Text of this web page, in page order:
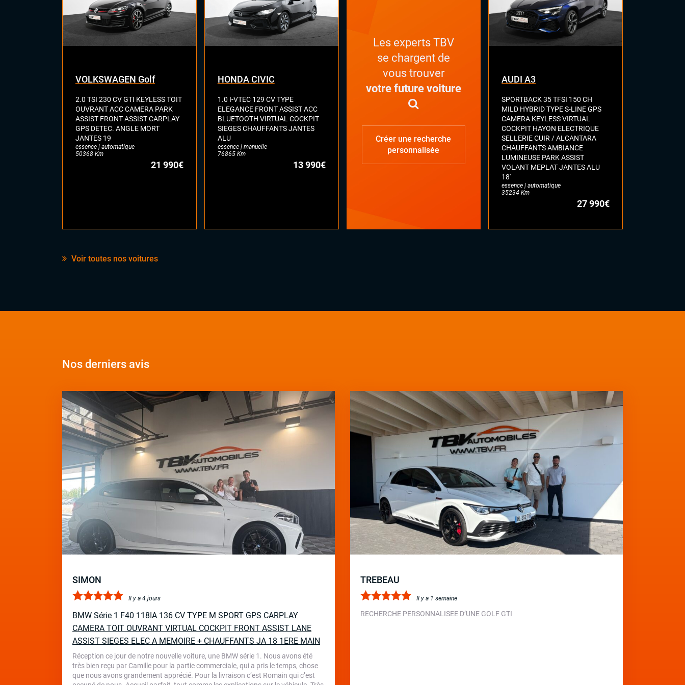
VOLKSWAGEN Golf
2.0 TSI 230 CV GTI KEYLESS TOIT
OUVRANT ACC CAMERA PARK
ASSIST FRONT ASSIST CARPLAY
GPS DETEC. ANGLE MORT
JANTES 19
essence | automatique
50368 Km
21 990€
HONDA CIVIC
1.0 I-VTEC 129 CV TYPE
ELEGANCE FRONT ASSIST ACC
BLUETOOTH VIRTUAL COCKPIT
SIEGES CHAUFFANTS JANTES
ALU
essence | manuelle
76865 Km
13 990€
Les experts TBV
se chargent de
vous trouver
votre future voiture
Créer une recherche
personnalisée
AUDI A3
SPORTBACK 35 TFSI 150 CH
MILD HYBRID TYPE S-LINE GPS
CAMERA KEYLESS VIRTUAL
COCKPIT HAYON ELECTRIQUE
SELLERIE CUIR / ALCANTARA
CHAUFFANTS AMBIANCE
LUMINEUSE PARK ASSIST
VOLANT MEPLAT JANTES ALU
18'
essence | automatique
35234 Km
27 990€
Voir toutes nos voitures
Nos derniers avis
SIMON
Il y a 4 jours
BMW Série 1 F40 118IA 136 CV TYPE M SPORT GPS CARPLAY
CAMERA TOIT OUVRANT VIRTUAL COCKPIT FRONT ASSIST LANE
ASSIST SIEGES ELEC A MEMOIRE + CHAUFFANTS JA 18 1ERE MAIN
Réception ce jour de notre nouvelle voiture, une BMW série 1. Nous avons été
très bien reçu par Camille pour la partie commerciale, qui a pris le temps, chose
que nous avons grandement apprécié. Pour la livraison c’est Romain qui c’est
TREBEAU
Il y a 1 semaine
RECHERCHE PERSONNALISEE D’UNE GOLF GTI